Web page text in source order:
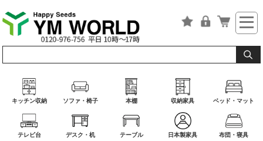
キッチン収納 ソファ・椅子 本棚 収納家具 ベッド・マット
テレビ台 デスク・机 テーブル 日本製家具 布団・寝具